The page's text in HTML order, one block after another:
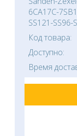
6CA17C-
SS121-SS96-
Код товара:
Доступно:
Время